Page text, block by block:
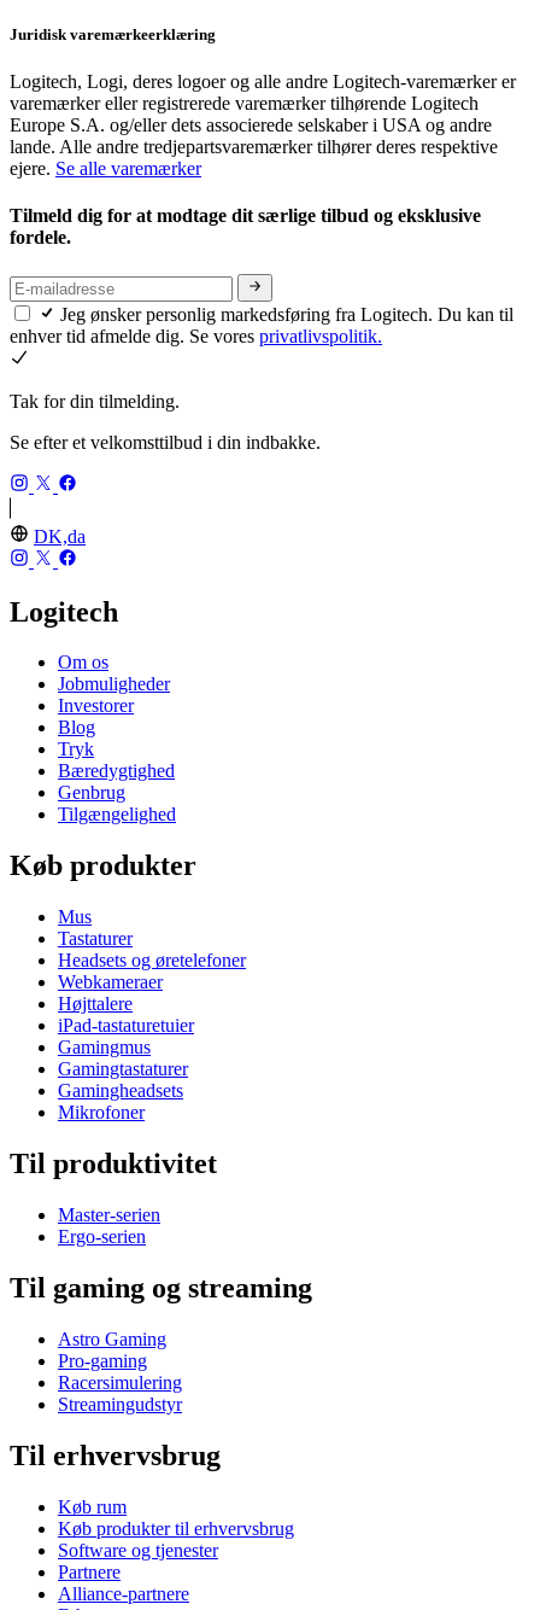
Juridisk varemærkeerklæring
Logitech, Logi, deres logoer og alle andre Logitech-varemærker er
varemærker eller registrerede varemærker tilhørende Logitech
Europe S.A. og/eller dets associerede selskaber i USA og andre
lande. Alle andre tredjepartsvaremærker tilhører deres respektive
ejere. Se alle varemærker
Tilmeld dig for at modtage dit særlige tilbud og eksklusive
fordele.
Jeg ønsker personlig markedsføring fra Logitech. Du kan til
enhver tid afmelde dig. Se vores privatlivspolitik.
Tak for din tilmelding.
Se efter et velkomsttilbud i din indbakke.
DK,da
Logitech
Om os
Jobmuligheder
Investorer
Blog
Tryk
Bæredygtighed
Genbrug
Tilgængelighed
Køb produkter
Mus
Tastaturer
Headsets og øretelefoner
Webkameraer
Højttalere
iPad-tastaturetuier
Gamingmus
Gamingtastaturer
Gamingheadsets
Mikrofoner
Til produktivitet
Master-serien
Ergo-serien
Til gaming og streaming
Astro Gaming
Pro-gaming
Racersimulering
Streamingudstyr
Til erhvervsbrug
Køb rum
Køb produkter til erhvervsbrug
Software og tjenester
Partnere
Alliance-partnere